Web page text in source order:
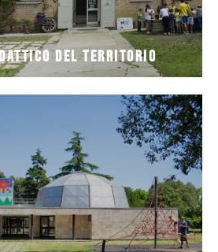
del Territorio
metri quadrati di verde dei Giardini
DI RAVENNA si trova alle spalle
anno